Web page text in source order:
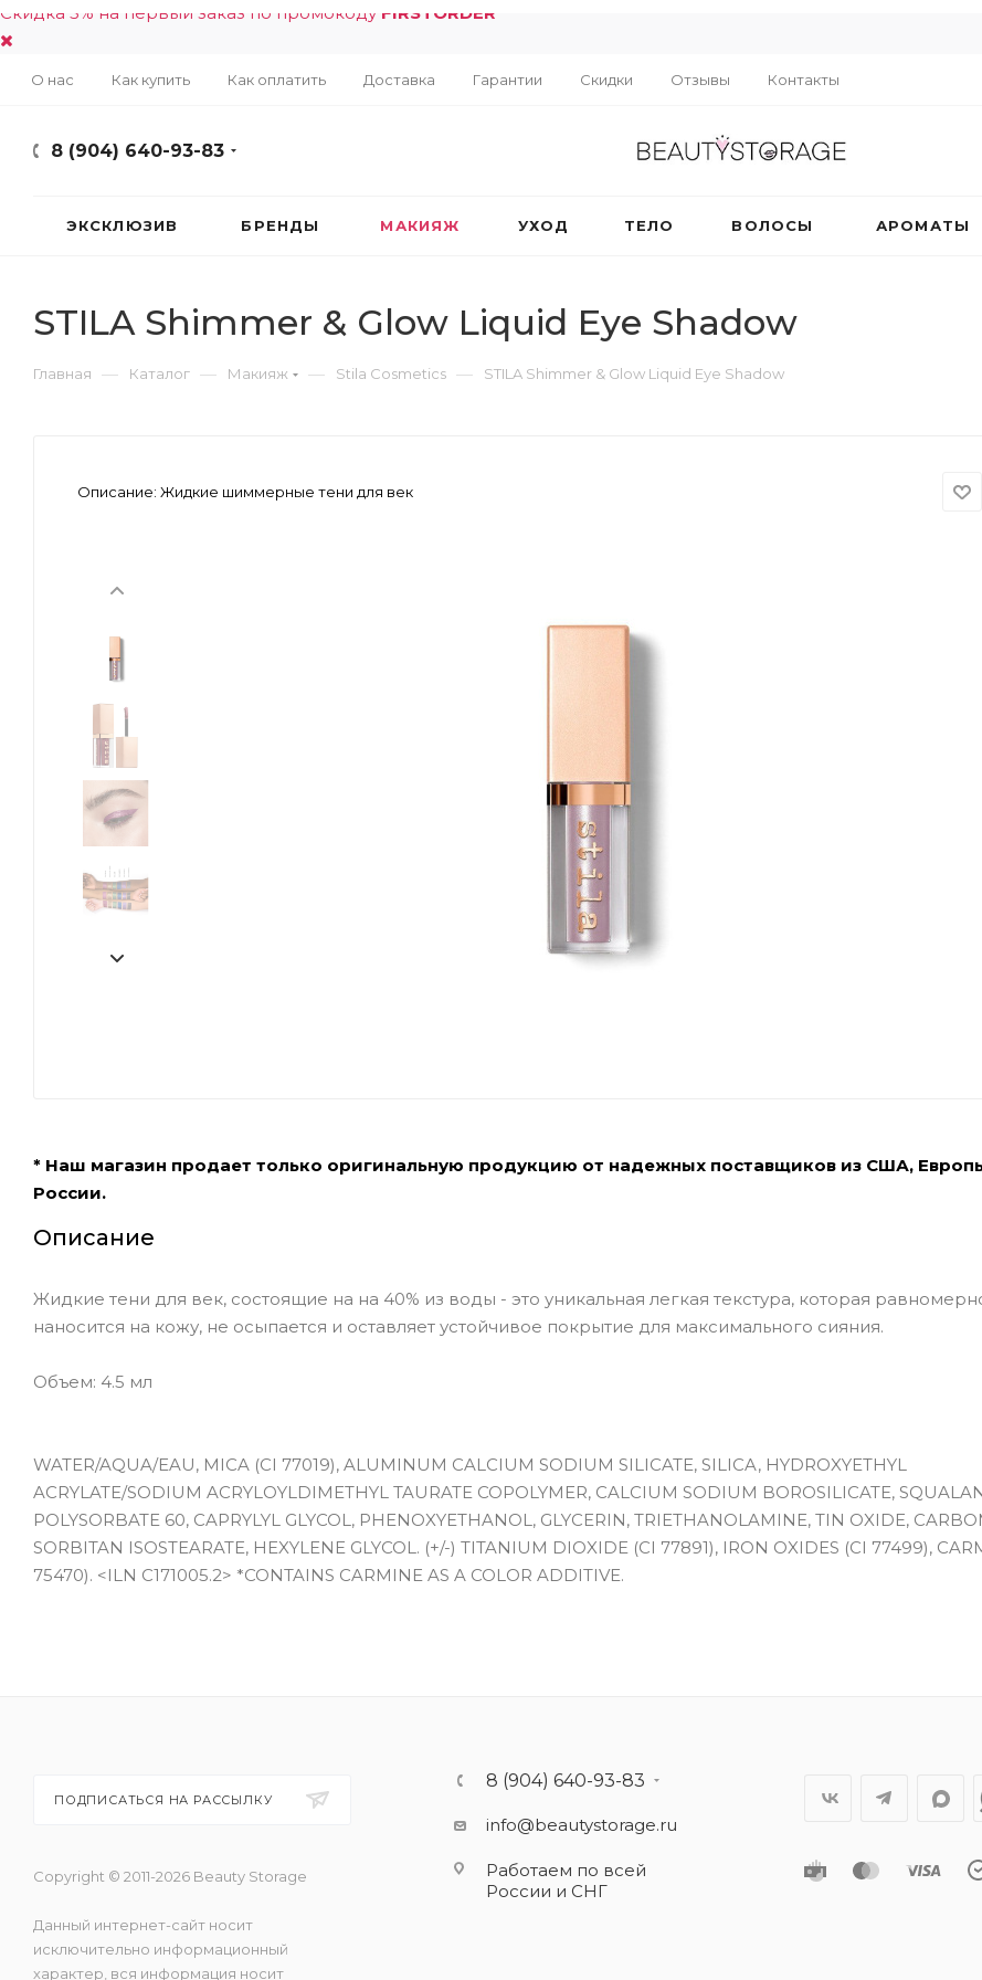
Скидка 5% на первый заказ по промокоду FIRSTORDER
О нас Как купить Как оплатить Доставка Гарантии Скидки Отзывы Контакты
8 (904) 640-93-83
ЭКСКЛЮЗИВ БРЕНДЫ МАКИЯЖ УХОД ТЕЛО ВОЛОСЫ АРОМАТЫ
STILA Shimmer & Glow Liquid Eye Shadow
Главная — Каталог — Макияж — Stila Cosmetics — STILA Shimmer & Glow Liquid Eye Shadow
Описание: Жидкие шиммерные тени для век
* Наш магазин продает только оригинальную продукцию от надежных поставщиков из США,
России.
Описание
Жидкие тени для век, состоящие на на 40% из воды - это уникальная легкая текстура, которая
наносится на кожу, не осыпается и оставляет устойчивое покрытие для максимального сияния.
Объем: 4.5 мл
WATER/AQUA/EAU, MICA (CI 77019), ALUMINUM CALCIUM SODIUM SILICATE, SILICA, HYDROXYETHYL
ACRYLATE/SODIUM ACRYLOYLDIMETHYL TAURATE COPOLYMER, CALCIUM SODIUM BOROSILICATE,
POLYSORBATE 60, CAPRYLYL GLYCOL, PHENOXYETHANOL, GLYCERIN, TRIETHANOLAMINE, TIN OXIDE,
SORBITAN ISOSTEARATE, HEXYLENE GLYCOL. (+/-) TITANIUM DIOXIDE (CI 77891), IRON OXIDES (CI 77499),
75470). <ILN C171005.2> *CONTAINS CARMINE AS A COLOR ADDITIVE.
ПОДПИСАТЬСЯ НА РАССЫЛКУ
Copyright © 2011-2026 Beauty Storage
Данный интернет-сайт носит
исключительно информационный
характер, вся информация носит
8 (904) 640-93-83
info@beautystorage.ru
Работаем по всей
России и СНГ